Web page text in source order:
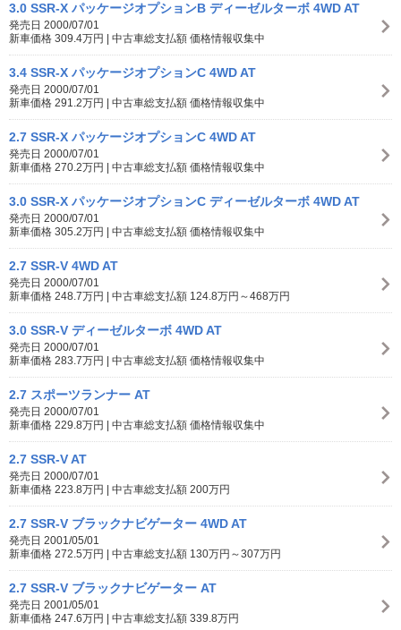
3.0 SSR-X パッケージオプションB ディーゼルターボ 4WD AT
発売日 2000/07/01
新車価格 309.4万円 | 中古車総支払額 価格情報収集中
3.4 SSR-X パッケージオプションC 4WD AT
発売日 2000/07/01
新車価格 291.2万円 | 中古車総支払額 価格情報収集中
2.7 SSR-X パッケージオプションC 4WD AT
発売日 2000/07/01
新車価格 270.2万円 | 中古車総支払額 価格情報収集中
3.0 SSR-X パッケージオプションC ディーゼルターボ 4WD AT
発売日 2000/07/01
新車価格 305.2万円 | 中古車総支払額 価格情報収集中
2.7 SSR-V 4WD AT
発売日 2000/07/01
新車価格 248.7万円 | 中古車総支払額 124.8万円～468万円
3.0 SSR-V ディーゼルターボ 4WD AT
発売日 2000/07/01
新車価格 283.7万円 | 中古車総支払額 価格情報収集中
2.7 スポーツランナー AT
発売日 2000/07/01
新車価格 229.8万円 | 中古車総支払額 価格情報収集中
2.7 SSR-V AT
発売日 2000/07/01
新車価格 223.8万円 | 中古車総支払額 200万円
2.7 SSR-V ブラックナビゲーター 4WD AT
発売日 2001/05/01
新車価格 272.5万円 | 中古車総支払額 130万円～307万円
2.7 SSR-V ブラックナビゲーター AT
発売日 2001/05/01
新車価格 247.6万円 | 中古車総支払額 339.8万円